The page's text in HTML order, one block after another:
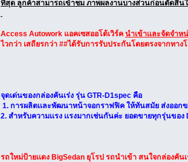
ทึ่สุด ลูกค้าสามารถเข้าชม ภาพผลงานบางส่วนก่อนตัดสิน
Access Autowork แอคเซสออโต้เวิร์ค นำเข้าเเละจัดจำห
ไวกว่า เสถียรกว่า ##ได้รับการรับประกันโดยตรงจากทางโ
จุดเด่นของกล่องคันเร่ง รุ่น GTR-D1spec คือ
1. การผลิตเเละพัฒนาหน้าจอกราฟฟิค ให้ทันสมัย ส่งออก
2. สำหรับความเเรง เเรงมากเช่นกันค่ะ ยอดขายทุกรุ่นของ
รถใหม่ป้ายเเดง BigSedan ยุโรป รถนำเข้า สนใจกล่องคั